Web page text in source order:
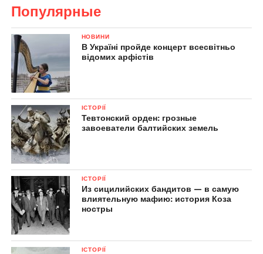
Популярные
НОВИНИ
В Україні пройде концерт всесвітньо
відомих арфістів
ІСТОРІЇ
Тевтонский орден: грозные
завоеватели балтийских земель
ІСТОРІЇ
Из сицилийских бандитов — в самую
влиятельную мафию: история Коза
ностры
ІСТОРІЇ